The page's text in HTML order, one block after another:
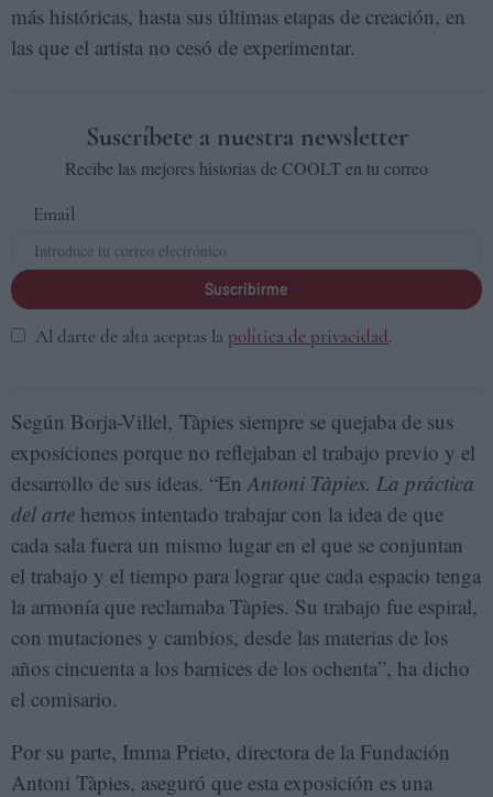
más históricas, hasta sus últimas etapas de creación, en
las que el artista no cesó de experimentar.
Suscríbete a nuestra newsletter
Recibe las mejores historias de COOLT en tu correo
Email
Suscribirme
Al darte de alta aceptas la política de privacidad.
Según Borja-Villel, Tàpies siempre se quejaba de sus
exposiciones porque no reflejaban el trabajo previo y el
desarrollo de sus ideas. “EnAntoni Tàpies. La práctica
del arte hemos intentado trabajar con la idea de que
cada sala fuera un mismo lugar en el que se conjuntan
el trabajo y el tiempo para lograr que cada espacio tenga
la armonía que reclamaba Tàpies. Su trabajo fue espiral,
con mutaciones y cambios, desde las materias de los
años cincuenta a los barnices de los ochenta”, ha dicho
el comisario.
Por su parte, Imma Prieto, directora de la Fundación
Antoni Tàpies, aseguró que esta exposición es una